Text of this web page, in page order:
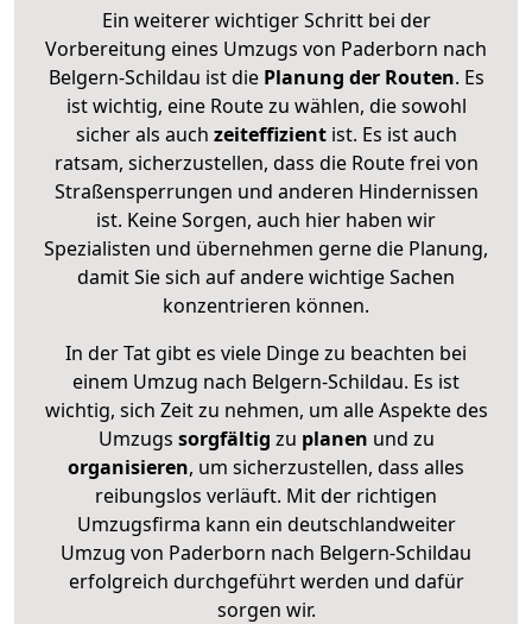
Ein weiterer wichtiger Schritt bei der
Vorbereitung eines Umzugs von Paderborn nach
Belgern-Schildau ist diePlanung der Routen. Es
ist wichtig, eine Route zu wählen, die sowohl
sicher als auch zeiteffizientist. Es ist auch
ratsam, sicherzustellen, dass die Route frei von
Straßensperrungen und anderen Hindernissen
ist. Keine Sorgen, auch hier haben wir
Spezialisten und übernehmen gerne die Planung,
damit Sie sich auf andere wichtige Sachen
konzentrieren können.
In der Tat gibt es viele Dinge zu beachten bei
einem Umzug nach Belgern-Schildau. Es ist
wichtig, sich Zeit zu nehmen, um alle Aspekte des
Umzugs sorgfältig zu planen und zu
organisieren, um sicherzustellen, dass alles
reibungslos verläuft. Mit der richtigen
Umzugsfirma kann ein deutschlandweiter
Umzug von Paderborn nach Belgern-Schildau
erfolgreich durchgeführt werden und dafür
sorgen wir.